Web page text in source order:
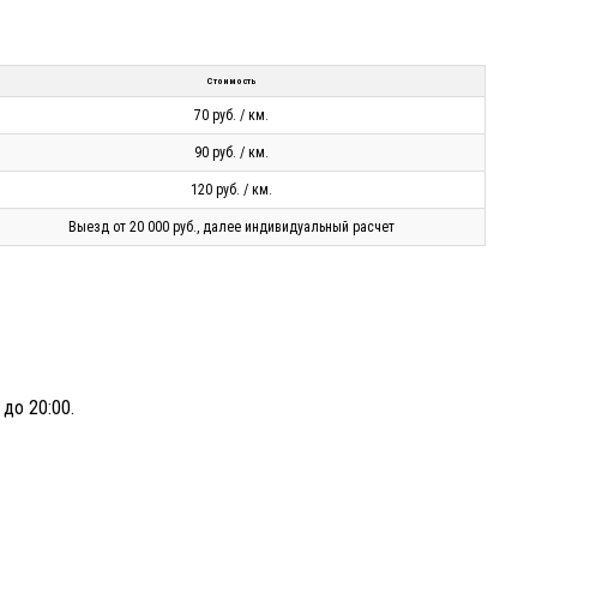
Стоимость
70 руб. / км.
90 руб. / км.
120 руб. / км.
Выезд от 20 000 руб., далее индивидуальный расчет
20:00.